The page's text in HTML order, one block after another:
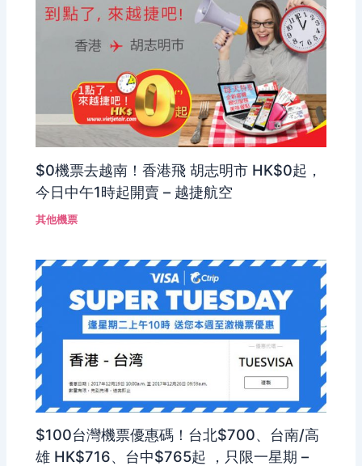
$0機票去越南！香港飛 胡志明市 HK$0起，
今日中午1時起開賣 – 越捷航空
其他機票
$100台灣機票優惠碼！台北$700、台南/高
雄 HK$716、台中$765起 ，只限一星期 –